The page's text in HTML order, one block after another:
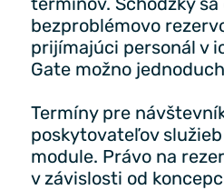
bezproblémovo
prijímajúci personál v
Gate možno
Termíny pre
poskytovateľov
module. Právo na
v závislosti od